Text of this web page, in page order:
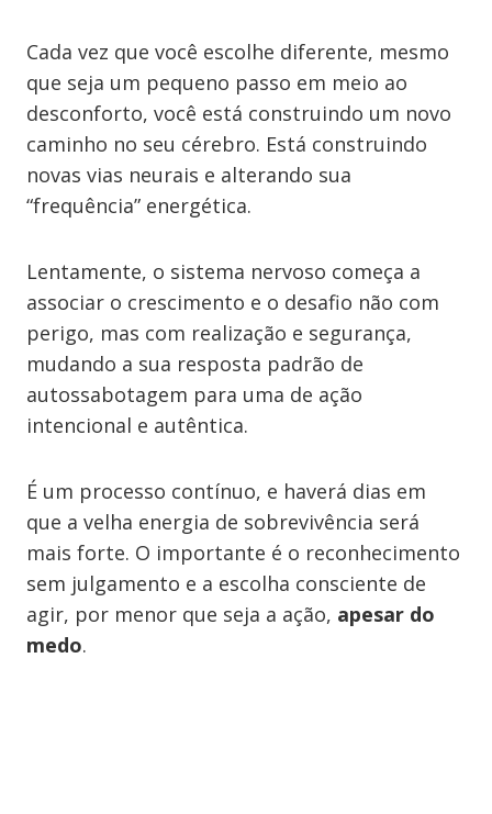
Cada vez que você escolhe diferente, mesmo
que seja um pequeno passo em meio ao
desconforto, você está construindo um novo
caminho no seu cérebro. Está construindo
novas vias neurais e alterando sua
“frequência” energética.
Lentamente, o sistema nervoso começa a
associar o crescimento e o desafio não com
perigo, mas com realização e segurança,
mudando a sua resposta padrão de
autossabotagem para uma de ação
intencional e autêntica.
É um processo contínuo, e haverá dias em
que a velha energia de sobrevivência será
mais forte. O importante é o reconhecimento
sem julgamento e a escolha consciente de
agir, por menor que seja a ação, apesar do
medo.